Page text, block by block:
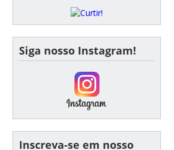
Siga nosso Instagram!
Inscreva-se em nosso